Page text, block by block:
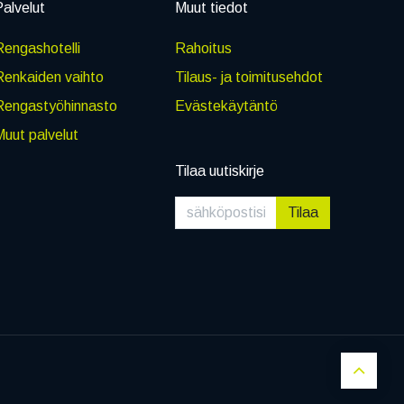
vaihto
palvelut
Muut tiedot
Rahoitus
Tilaus- ja toimitusehdot
Evästekäytäntö
Tilaa uutiskirje
Tilaa